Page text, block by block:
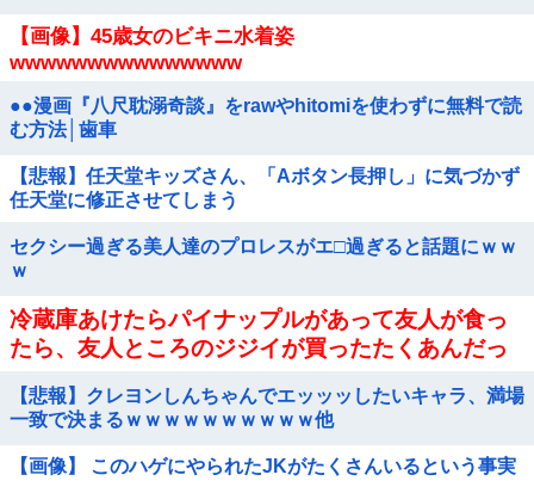
【画像】45歳女のビキニ水着姿
wwwwwwwwwwwwwww
●●漫画『八尺耽溺奇談』をrawやhitomiを使わずに無料で読
む方法│歯車
【悲報】任天堂キッズさん、「Aボタン長押し」に気づかず
任天堂に修正させてしまう
セクシー過ぎる美人達のプロレスがエ□過ぎると話題にｗｗ
ｗ
冷蔵庫あけたらパイナップルがあって友人が食っ
たら、友人ところのジジイが買ったたくあんだっ
【悲報】クレヨンしんちゃんでエッッッしたいキャラ、満場
一致で決まるｗｗｗｗｗｗｗｗｗｗ他
【画像】 このハゲにやられたJKがたくさんいるという事実